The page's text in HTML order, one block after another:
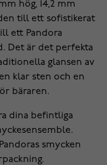
hög, 14,2 mm
till ett sofistikerat
ett Pandora
Det är det perfekta
glansen av
klar sten och en
bäraren.
dina befintliga
smycken